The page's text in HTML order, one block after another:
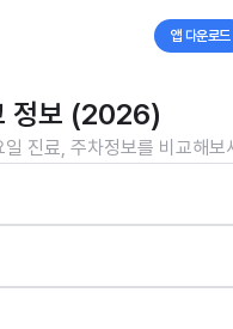
앱 다운로드
정보 (2026)
진료, 주차정보를 비교해보